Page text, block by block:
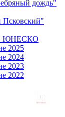
дождь"
Псковский"
в ЮНЕСКО
2025
2024
2023
2022